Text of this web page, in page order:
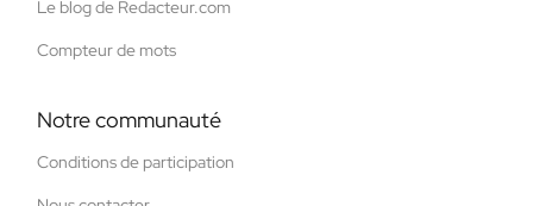
Le blog de Redacteur.com
Compteur de mots
Notre communauté
Conditions de participation